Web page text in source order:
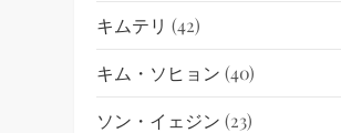
キムテリ (42)
キム・ソヒョン (40)
ソン・イェジン (23)